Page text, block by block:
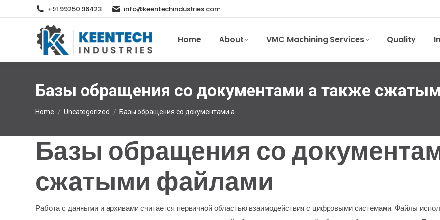
+91 99250 96423 info@keentechindustries.com
Home About VMC Machining Services Quality
Базы обращения со документами а также
You are here:
Home Uncategorized Базы обращения со документами а…
Базы обращения со
сжатыми файлами
Работа с данными и архивами считается первичной областью взаимодействия с цифровыми системами. Файлы